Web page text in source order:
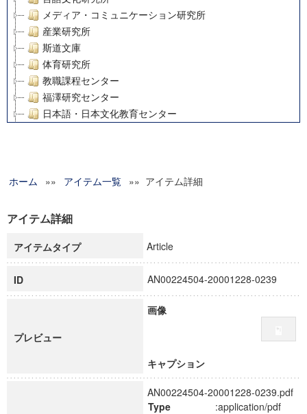
メディア・コミュニケーション研究所
産業研究所
斯道文庫
体育研究所
教職課程センター
福澤研究センター
日本語・日本文化教育センター
グローバルリサーチインスティテュート
科学研究費補助金研究成果報告書
慶應義塾大学グローバルCOEプログラム市民社会ガバナンス
慶應義塾大学グローバルCOEプログラム論理と感性の先端的
博士課程教育リーディングプログラム「超成熟社会発展のサ
学術雑誌掲載論文等(8)
ホーム »» アイテム一覧 »» アイテム詳細
アイテム詳細
アイテムタイプ Article
ID AN00224504-20001228-0239
プレビュー
画像
キャプション
AN00224504-20001228-0239.pdf
Type
:application/pdf